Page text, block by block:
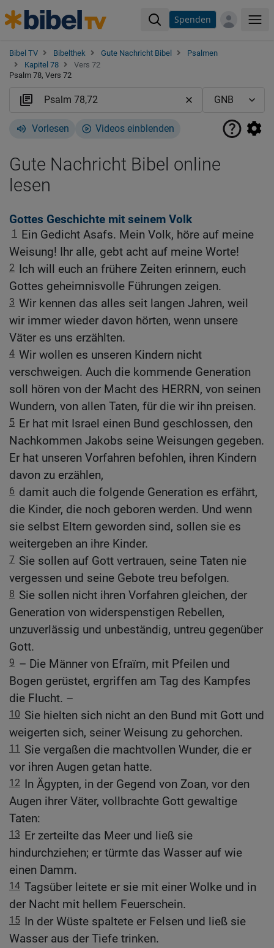
Spenden
Bibel TV Bibelthek Gute Nachricht Bibel
Psalmen
Kapitel 78
Vers 72
Psalm 78, Vers 72
Vorlesen Videos einblenden
Gute Nachricht Bibel online
lesen
Gottes Geschichte mit seinem Volk
1
Ein Gedicht Asafs. Mein Volk, höre auf meine
Weisung! Ihr alle, gebt acht auf meine Worte!
2 Ich will euch an frühere Zeiten erinnern, euch
Gottes geheimnisvolle Führungen zeigen.
3 Wir kennen das alles seit langen Jahren, weil
wir immer wieder davon hörten, wenn unsere
Väter es uns erzählten.
4 Wir wollen es unseren Kindern nicht
verschweigen. Auch die kommende Generation
soll hören von der Macht des HERRN, von seinen
Wundern, von allen Taten, für die wir ihn preisen.
5 Er hat mit Israel einen Bund geschlossen, den
Nachkommen Jakobs seine Weisungen gegeben.
Er hat unseren Vorfahren befohlen, ihren Kindern
davon zu erzählen,
6 damit auch die folgende Generation es erfährt,
die Kinder, die noch geboren werden. Und wenn
sie selbst Eltern geworden sind, sollen sie es
weitergeben an ihre Kinder.
7 Sie sollen auf Gott vertrauen, seine Taten nie
vergessen und seine Gebote treu befolgen.
8 Sie sollen nicht ihren Vorfahren gleichen, der
Generation von widerspenstigen Rebellen,
unzuverlässig und unbeständig, untreu gegenüber
Gott.
9 – Die Männer von Efraïm, mit Pfeilen und
Bogen gerüstet, ergriffen am Tag des Kampfes
die Flucht. –
10 Sie hielten sich nicht an den Bund mit Gott und
weigerten sich, seiner Weisung zu gehorchen.
11
Sie vergaßen die machtvollen Wunder, die er
vor ihren Augen getan hatte.
12 In Ägypten, in der Gegend von Zoan, vor den
Augen ihrer Väter, vollbrachte Gott gewaltige
Taten:
13 Er zerteilte das Meer und ließ sie
hindurchziehen; er türmte das Wasser auf wie
einen Damm.
14 Tagsüber leitete er sie mit einer Wolke und in
der Nacht mit hellem Feuerschein.
15 In der Wüste spaltete er Felsen und ließ sie
Wasser aus der Tiefe trinken.